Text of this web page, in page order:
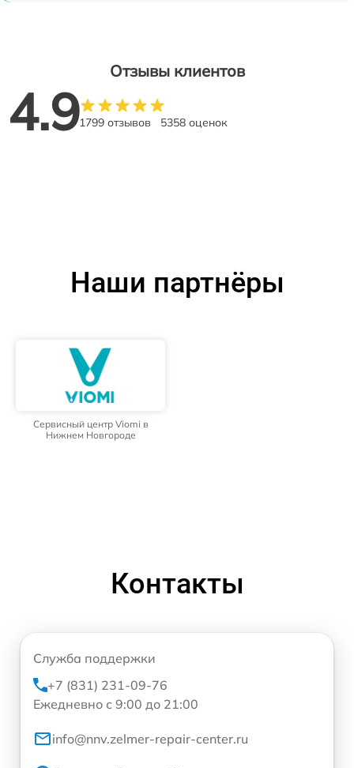
Отзывы клиентов
4.91799 отзывов 5358 оценок
Наши партнёры
Сервисный центр Viomi в
Нижнем Новгороде
Контакты
Служба поддержки
+7 (831) 231-09-76
Ежедневно с 9:00 до 21:00
info@nnv.zelmer-repair-center.ru